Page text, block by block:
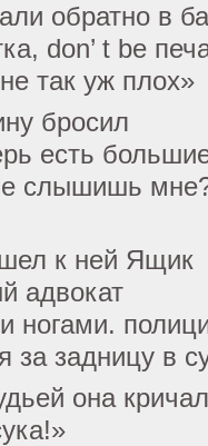
обратно в
don’ t be
так уж плох»
бросил
есть
слышишь
к ней Ящик
адвокат
ногами.
за задницу в
она